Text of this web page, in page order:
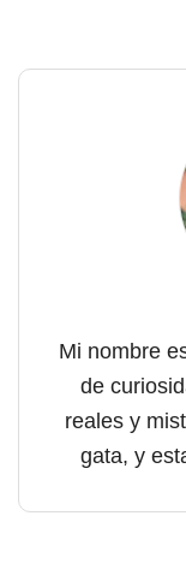
Mi nombre
de
reales y
gata, y